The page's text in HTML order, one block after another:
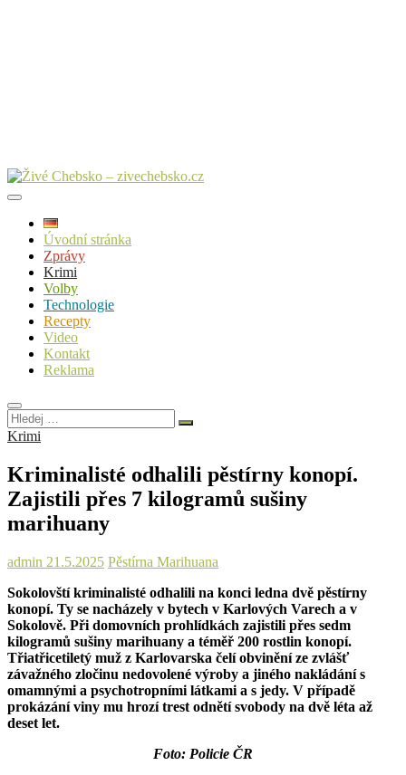
Úvodní stránka
Zprávy
Krimi
Volby
Technologie
Recepty
Video
Kontakt
Reklama
Hledej
…
Krimi
Kriminalisté odhalili pěstírny konopí.
Zajistili přes 7 kilogramů sušiny
marihuany
admin 21.5.2025 Pěstírna Marihuana
Sokolovští kriminalisté odhalili na konci ledna dvě pěstírny
konopí. Ty se nacházely v bytech v Karlových Varech a v
Sokolově. Při domovních prohlídkách zajistili přes sedm
kilogramů sušiny marihuany a téměř 200 rostlin konopí.
Třiatřicetiletý muž z Karlovarska čelí obvinění ze zvlášť
závažného zločinu nedovolené výroby a jiného nakládání s
omamnými a psychotropními látkami a s jedy. V případě
prokázání viny mu hrozí trest odnětí svobody na dvě léta až
deset let.
Foto: Policie ČR